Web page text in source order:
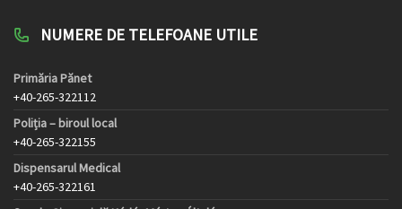
NUMERE DE TELEFOANE UTILE
Primăria Pănet
+40-265-322112
Poliția – biroul local
+40-265-322155
Dispensarul Medical
+40-265-322161